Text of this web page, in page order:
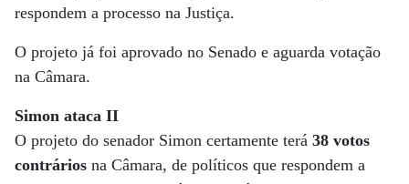
respondem a processo na Justiça.
O projeto já foi aprovado no Senado e aguarda votação
na Câmara.
Simon ataca II
O projeto do senador Simon certamente terá 38 votos
contrários na Câmara, de políticos que respondem a